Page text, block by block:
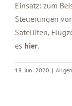
Einsatz: zum
Steuerungen
Satelliten,
es hier.
18. Juni 2020 |